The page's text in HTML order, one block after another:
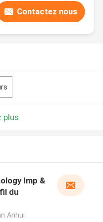
Contactez nous
plus
Imp &
du
Anhui